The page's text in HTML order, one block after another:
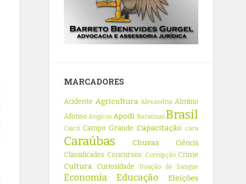
MARCADORES
Acidente Agricultura Alexandria Almino
Afonso Angicos Apodi Baraúnas Brasil
Caicó Campo Grande Capacitação cara
Caraúbas Chuvas
Ciência
Classificados Concursos Corrupção Crime
Cultura Curiosidade Doação de Sangue
Economia Educação Eleições